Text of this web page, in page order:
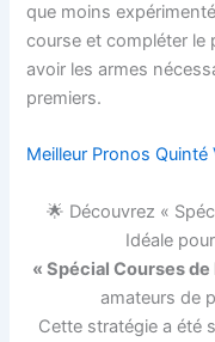
que moins
course et compléter le
avoir les armes
premiers.
Meilleur Pronos Quinté
🌟 Découvrez «
Idéale
« Spécial Courses
amateurs de
Cette stratégie a été